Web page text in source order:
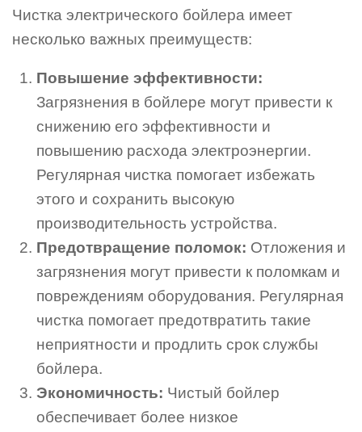
Чистка электрического бойлера имеет
несколько важных преимуществ:
Повышение эффективности:
Загрязнения в бойлере могут привести к
снижению его эффективности и
повышению расхода электроэнергии.
Регулярная чистка помогает избежать
этого и сохранить высокую
производительность устройства.
Предотвращение поломок: Отложения и
загрязнения могут привести к поломкам и
повреждениям оборудования. Регулярная
чистка помогает предотвратить такие
неприятности и продлить срок службы
бойлера.
Экономичность: Чистый бойлер
обеспечивает более низкое